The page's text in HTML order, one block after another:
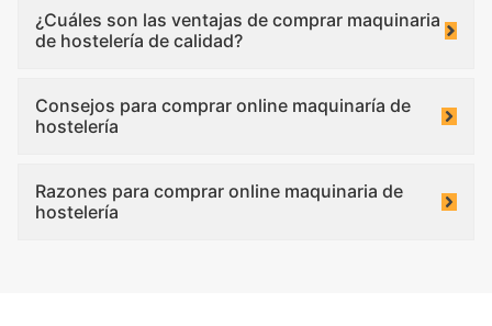
¿Cuáles son las ventajas de comprar maquinaria
de hostelería de calidad?
Consejos para comprar online maquinaría de
hostelería
Razones para comprar online maquinaria de
hostelería